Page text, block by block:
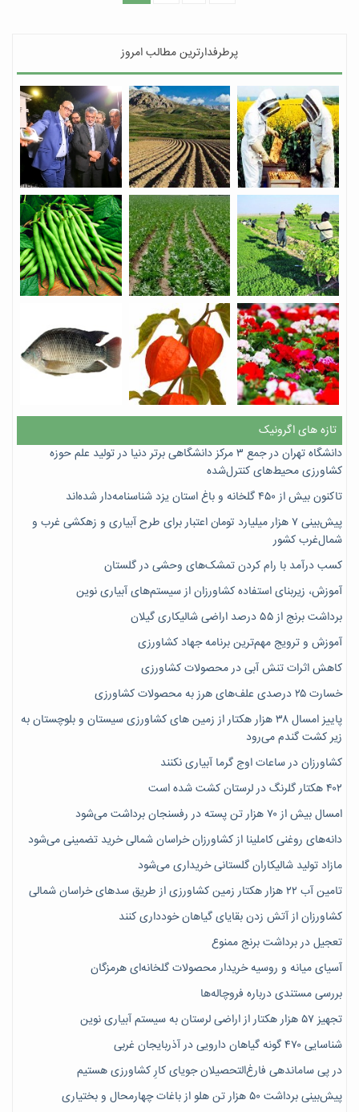
پرطرفدارترین مطالب امروز
تازه های اگرونیک
دانشگاه تهران در جمع ۳ مرکز دانشگاهی برتر دنیا در تولید علم حوزه
کشاورزی محیط‌های کنترل‌شده
تاکنون بیش از ۴۵۰ گلخانه و باغ استان یزد شناسنامه‌دار شده‌اند
پیش‌بینی ۷‌ هزار میلیارد تومان اعتبار برای طرح آبیاری و زهکشی غرب و
شمال‌غرب کشور
کسب درآمد با رام کردن تمشک‌های وحشی در گلستان
آموزش، زیربنای استفاده کشاورزان از سیستم‌های آبیاری نوین
برداشت برنج از ۵۵ درصد اراضی شالیکاری گیلان
آموزش و ترویج مهم‌ترین برنامه جهاد کشاورزی
کاهش اثرات تنش آبی در محصولات کشاورزی
خسارت ۲۵ درصدی علف‌های هرز به محصولات کشاورزی
پاییز امسال ۳۸ هزار هکتار از زمین های کشاورزی سیستان و بلوچستان به
زیر کشت گندم می‌رود
کشاورزان در ساعات اوج گرما آبیاری نکنند
۴۰۲ هکتار گلرنگ در لرستان کشت شده است
امسال بیش از ۷۰ هزار تن پسته در رفسنجان برداشت می‌شود
دانه‌های روغنی کاملینا از کشاورزان خراسان شمالی خرید تضمینی می‌شود
مازاد تولید شالیکاران گلستانی خریداری می‌شود
تامین آب ۲۲ هزار هکتار زمین کشاورزی از طریق سدهای خراسان شمالی
کشاورزان از آتش زدن بقایای گیاهان خودداری کنند
تعجیل در برداشت برنج ممنوع
آسیای میانه و روسیه خریدار محصولات گلخانه‌ای هرمزگان
بررسی مستندی درباره فروچاله‌ها
تجهیز ۵۷ هزار هکتار از اراضی لرستان به سیستم آبیاری نوین
شناسایی ۴۷٠ گونه گیاهان دارویی در آذربایجان غربی
در پی ساماندهی فارغ‌التحصیلان جویای کارِ کشاورزی هستیم
پیش‎‌بینی برداشت ۵۰ هزار تن هلو از باغات چهارمحال و بختیاری